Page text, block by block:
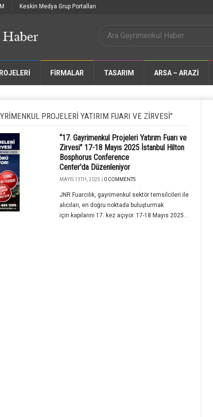
Keskin Medya Grup Portalları
FIRMALAR TASARIM ARSA – ARAZİ
PROJELERI YATIRIM FUARI VE ZIRVESI"
“17. Gayrimenkul Projeleri Yatırım Fuarı ve
Zirvesi” 17-18 Mayıs 2025 İstanbul Hilton
Bosphorus Conference
Center'da Düzenleniyor
MAYIS 13TH, 2025 | 0 COMMENTS
JNR Fuarcılık, gayrimenkul sektör temsilcileri ile
alıcıları, en doğru noktada buluşturmak
için kapılarını 17. kez açıyor. 17-18 Mayıs 2025...